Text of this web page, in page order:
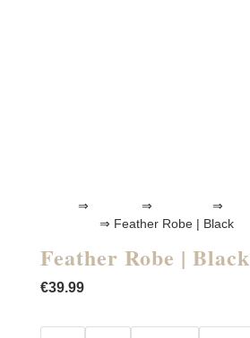
⇒ ⇒ ⇒
⇒ Feather Robe | Black
Feather Robe | Black
€39.99